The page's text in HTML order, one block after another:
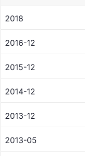
2018
2016-12
2015-12
2014-12
2013-12
2013-05